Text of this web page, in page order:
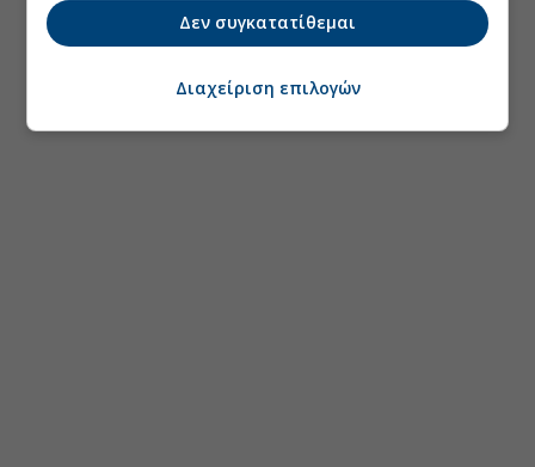
Δεν συγκατατίθεμαι
Διαχείριση επιλογών